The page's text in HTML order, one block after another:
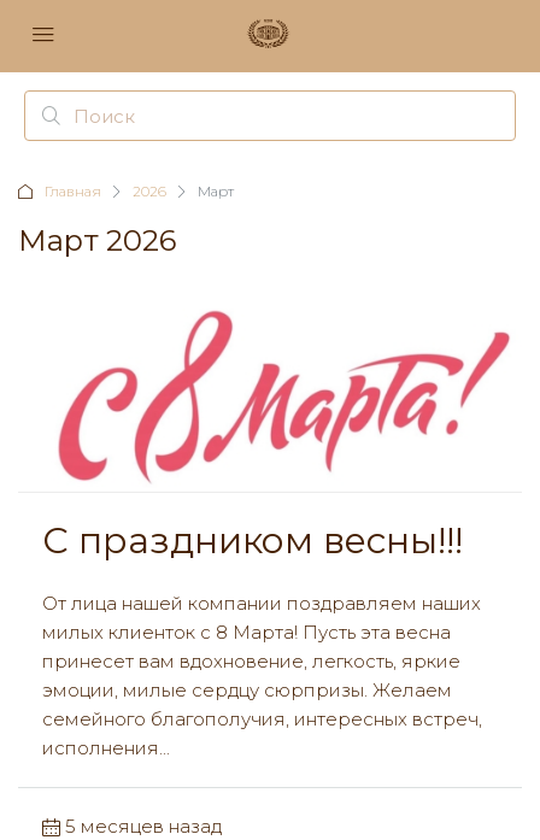
Главная 2026 Март
Март 2026
С праздником весны!!!
От лица нашей компании поздравляем наших
милых клиенток с 8 Марта! Пусть эта весна
принесет вам вдохновение, легкость, яркие
эмоции, милые сердцу сюрпризы. Желаем
семейного благополучия, интересных встреч,
исполнения...
5 месяцев назад